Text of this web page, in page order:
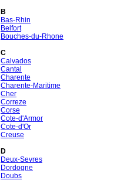
B
Bas-Rhin
Belfort
Bouches-du-Rhone
C
Calvados
Cantal
Charente
Charente-Maritime
Cher
Correze
Corse
Cote-d'Armor
Cote-d'Or
Creuse
D
Deux-Sevres
Dordogne
Doubs